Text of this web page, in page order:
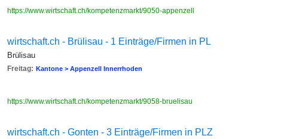
https://www.wirtschaft.ch/kompetenzmarkt/9050-appenzell
wirtschaft.ch - Brülisau - 1 Einträge/Firmen in PL
Brülisau
Freitag: Kantone > Appenzell Innerrhoden
https://www.wirtschaft.ch/kompetenzmarkt/9058-bruelisau
wirtschaft.ch - Gonten - 3 Einträge/Firmen in PLZ